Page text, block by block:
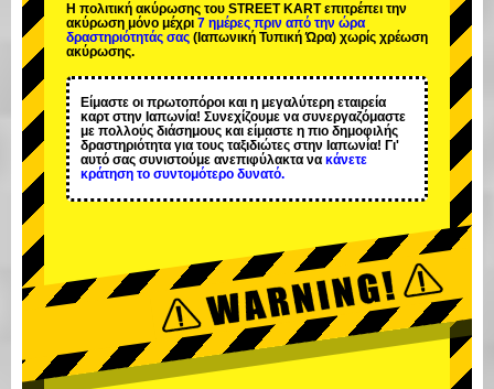
Η πολιτική ακύρωσης του STREET KART επιτρέπει την
ακύρωση μόνο μέχρι 7 ημέρες πριν από την ώρα
δραστηριότητάς σας (Ιαπωνική Τυπική Ώρα) χωρίς χρέωση
ακύρωσης.
Είμαστε οι πρωτοπόροι και η μεγαλύτερη εταιρεία
καρτστην Ιαπωνία! Συνεχίζουμε να συνεργαζόμαστε
με πολλούς διάσημους και είμαστε η πιο δημοφιλής
δραστηριότητα για τους ταξιδιώτες στην Ιαπωνία! Γι'
αυτό σας συνιστούμε ανεπιφύλακτα να κάνετε
κράτηση το συντομότερο δυνατό.